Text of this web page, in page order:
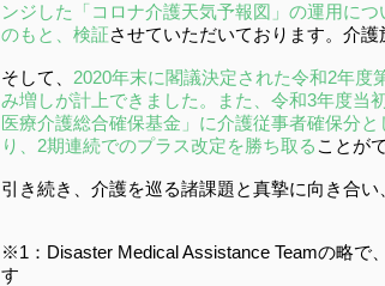
ンジした「コロナ介護天気予報図」の運用に
のもと、検証させていただいております。介
そして、 2020年末に閣議決定された令和2年
み増しが計上できました。また、令和3年度当
医療介護総合確保基金」に介護従事者確保分
り、2期連続でのプラス改定を勝ち取る ことが
引き続き、介護を巡る諸課題と真摯に向き合い
※1：Disaster Medical Assistance Teamの略で
す